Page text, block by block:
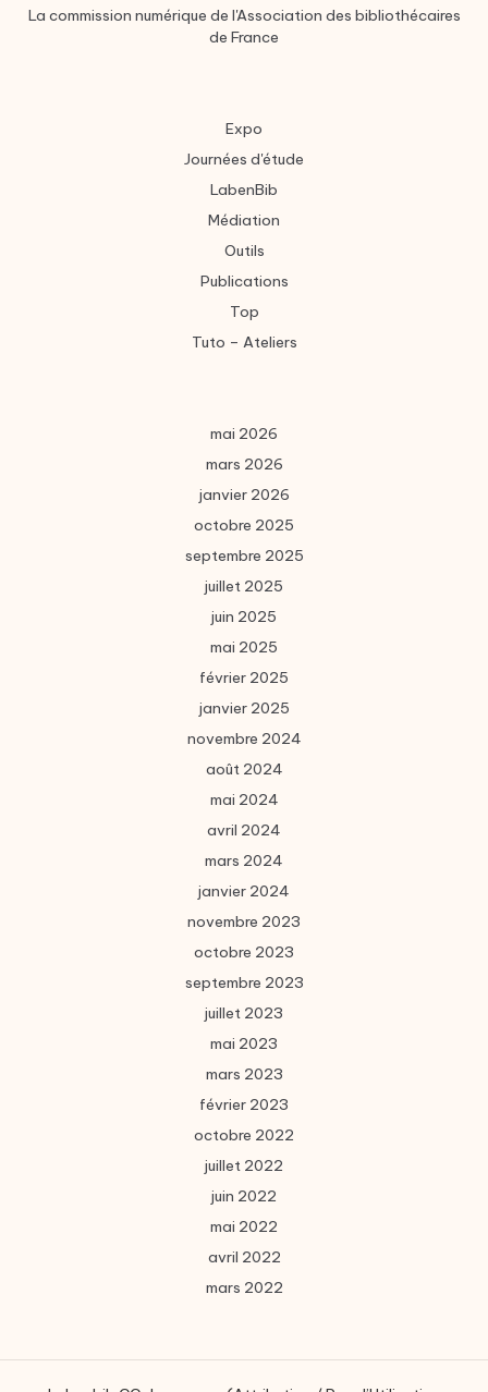
La commission numérique de l'Association des bibliothécaires
de France
Expo
Journées d'étude
LabenBib
Médiation
Outils
Publications
Top
Tuto – Ateliers
mai 2026
mars 2026
janvier 2026
octobre 2025
septembre 2025
juillet 2025
juin 2025
mai 2025
février 2025
janvier 2025
novembre 2024
août 2024
mai 2024
avril 2024
mars 2024
janvier 2024
novembre 2023
octobre 2023
septembre 2023
juillet 2023
mai 2023
mars 2023
février 2023
octobre 2022
juillet 2022
juin 2022
mai 2022
avril 2022
mars 2022